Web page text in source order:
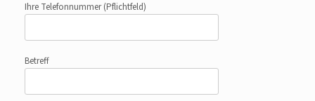
Ihre Telefonnummer(Pflichtfeld)
Betreff